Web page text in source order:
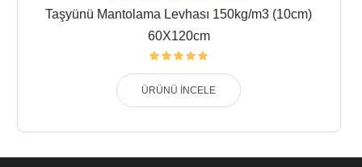
Taşyünü Mantolama Levhası 150kg/m3 (10cm)
60X120cm
ÜRÜNÜ İNCELE